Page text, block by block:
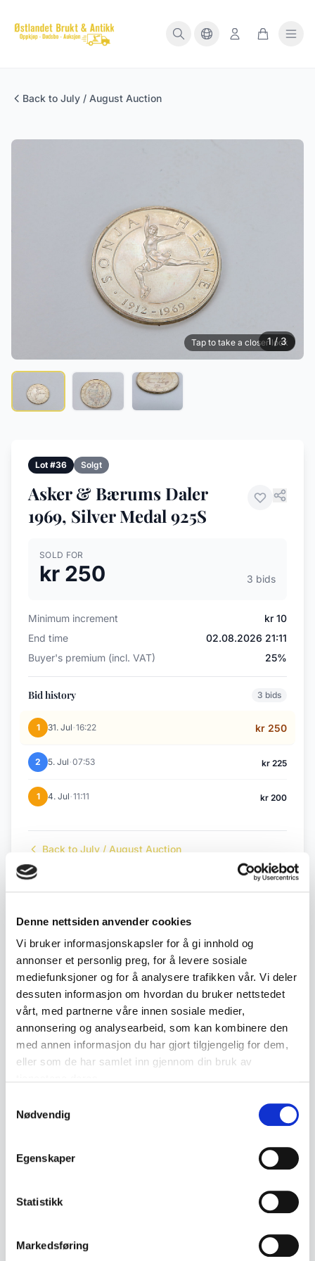
Denne nettsiden anvender cookies
Vi bruker informasjonskapsler for å gi innhold og
annonser et personlig preg, for å levere sosiale
mediefunksjoner og for å analysere trafikken vår. Vi deler
dessuten informasjon om hvordan du bruker nettstedet
vårt, med partnerne våre innen sosiale medier,
annonsering og analysearbeid, som kan kombinere den
med annen informasjon du har gjort tilgjengelig for dem,
eller som de har samlet inn gjennom din bruk av
Nødvendig
Egenskaper
Statistikk
Markedsføring
Back to July / August Auction
Tap to take a closer look
1 / 3
Lot #36 Solgt
Asker & Bærums Daler
1969, Silver Medal 925S
SOLD FOR
kr 250 3 bids
Minimum increment
kr 10
End time
02.08.2026 21:11
Buyer's premium (incl. VAT)
25%
Bid history 3 bids
1 31. Jul·16:22 kr 250
2 5. Jul·07:53 kr 225
1 4. Jul·11:11 kr 200
Back to July / August Auction
#35
Description
Silver medal issued by Asker & Bærums Daler,
dated 1912-1969. The medal features a figure
skater on the obverse and an inscription
• Motif with figure skater and the text «Sonja
• Issued by Asker & Bærums Daler
• Decorative relief on both sides